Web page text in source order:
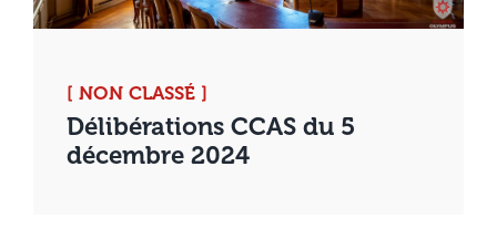
[ NON CLASSÉ ]
Délibérations CCAS du 5
décembre 2024